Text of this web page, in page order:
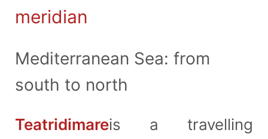
meridian
Mediterranean Sea: from
south to north
Teatridimareis a travelling